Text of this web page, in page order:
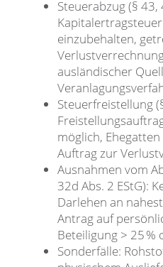
Steuerabzug (§ 43,
einzubehalten,
ausländischer
Steuerfreistellung
möglich,
Auftrag zur
Ausnahmen vom
32d Abs. 2 EStG):
Darlehen an
Antrag auf
Beteiligung > 25 %
Sonderfälle: